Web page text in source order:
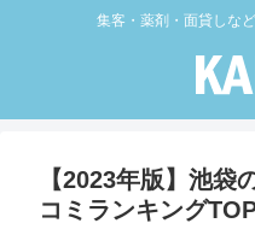
集客・薬剤・面貸しな
【2023年版】池袋
コミランキング